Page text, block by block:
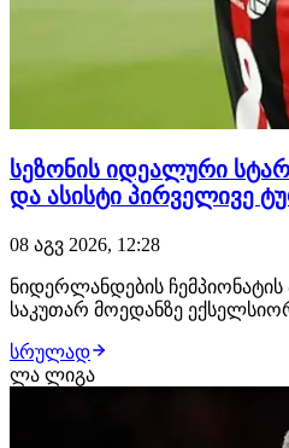
სეზონის იდეალური
და ასისტი პირველივე
08 აგვ 2026, 12:28
ნიდერლანდების
საკუთარ მოედანზე
ექსელსიორსის ქართველი
იეგოიანი. ერედივიზონის
სრულად
ლა ლიგა